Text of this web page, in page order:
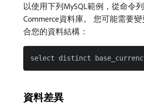
以使用下列MySQL範例，從命令
Commerce資料庫。 您可能需要
合您的資料結構：
資料差異